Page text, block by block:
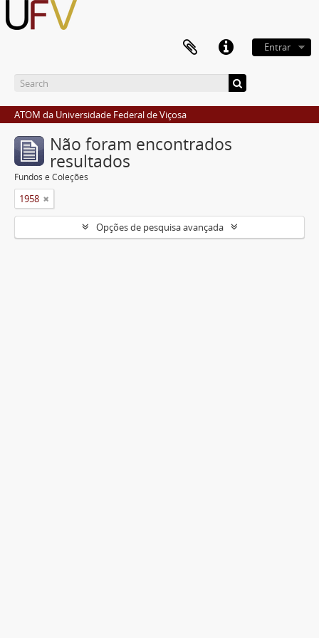
Entrar
ATOM da Universidade Federal de Viçosa
Não foram encontrados
resultados
Fundos e Coleções
1958
Opções de pesquisa avançada